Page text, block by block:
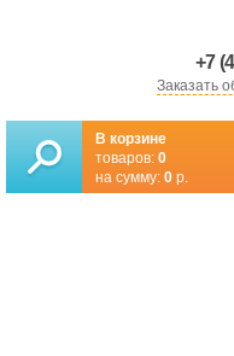
+7
Заказать
В корзине
товаров: 0
на сумму: 0 р.